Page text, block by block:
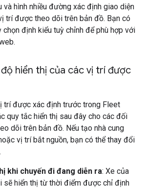
và hình nhiều đường xác định giao diện
trí được theo dõi trên bản đồ. Bạn có
định kiểu tuỳ chỉnh để phù hợp với
hiển thị của các vị trí được
trí được xác định trước trong Fleet
quy tắc hiển thị sau đây cho các đối
dõi trên bản đồ. Nếu tạo nhà cung
vị trí bắt nguồn, bạn có thể thay đổi
khi chuyến đi đang diễn ra: Xe của
sẽ hiển thị từ thời điểm được chỉ định